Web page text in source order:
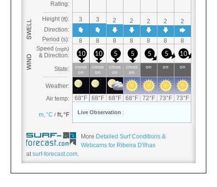
More Detailed Surf Conditions &
Webcams for Ribeira D'ilhas
atsurf-forecast.com.